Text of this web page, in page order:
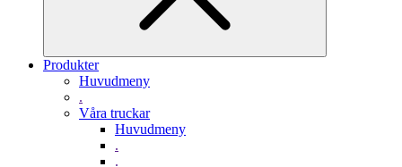
Produkter
Huvudmeny
.
Våra truckar
Huvudmeny
.
.